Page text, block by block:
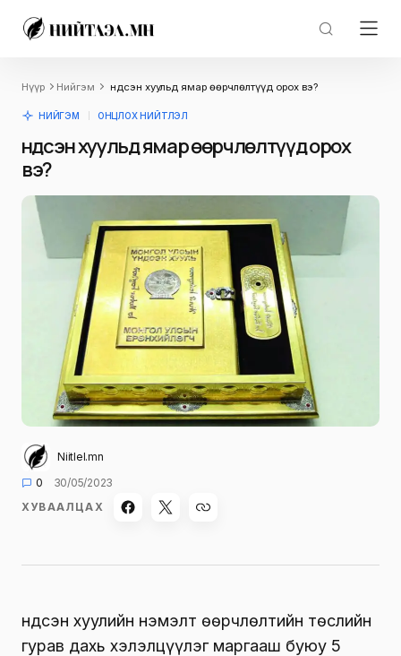
Нүүр Нийгэм Үндсэн хуульд ямар өөрчлөлтүүд орох вэ?
НИЙГЭМ ОНЦЛОХ НИЙТЛЭЛ
Үндсэн хуульд ямар өөрчлөлтүүд орох
вэ?
Niitlel.mn
0
30/05/2023
ХУВААЛЦАХ
Үндсэн хуулийн нэмэлт өөрчлөлтийн төслийн
гурав дахь хэлэлцүүлэг маргааш буюу 5